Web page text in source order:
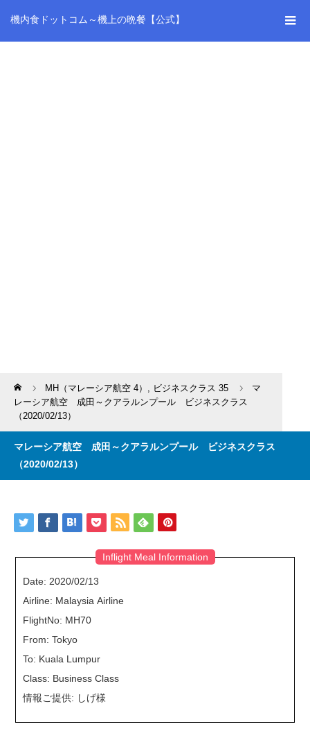
機内食ドットコム～機上の晩餐【公式】
Home MH（マレーシア航空 4） , ビジネスクラス 35
マ
レーシア航空 成田～クアラルンプール ビジネスクラス
（2020/02/13）
マレーシア航空 成田～クアラルンプール ビジネスクラス
（2020/02/13）
Inflight Meal Information
Date: 2020/02/13
Airline: Malaysia Airline
FlightNo: MH70
From: Tokyo
To: Kuala Lumpur
Class: Business Class
情報ご提供: しげ様